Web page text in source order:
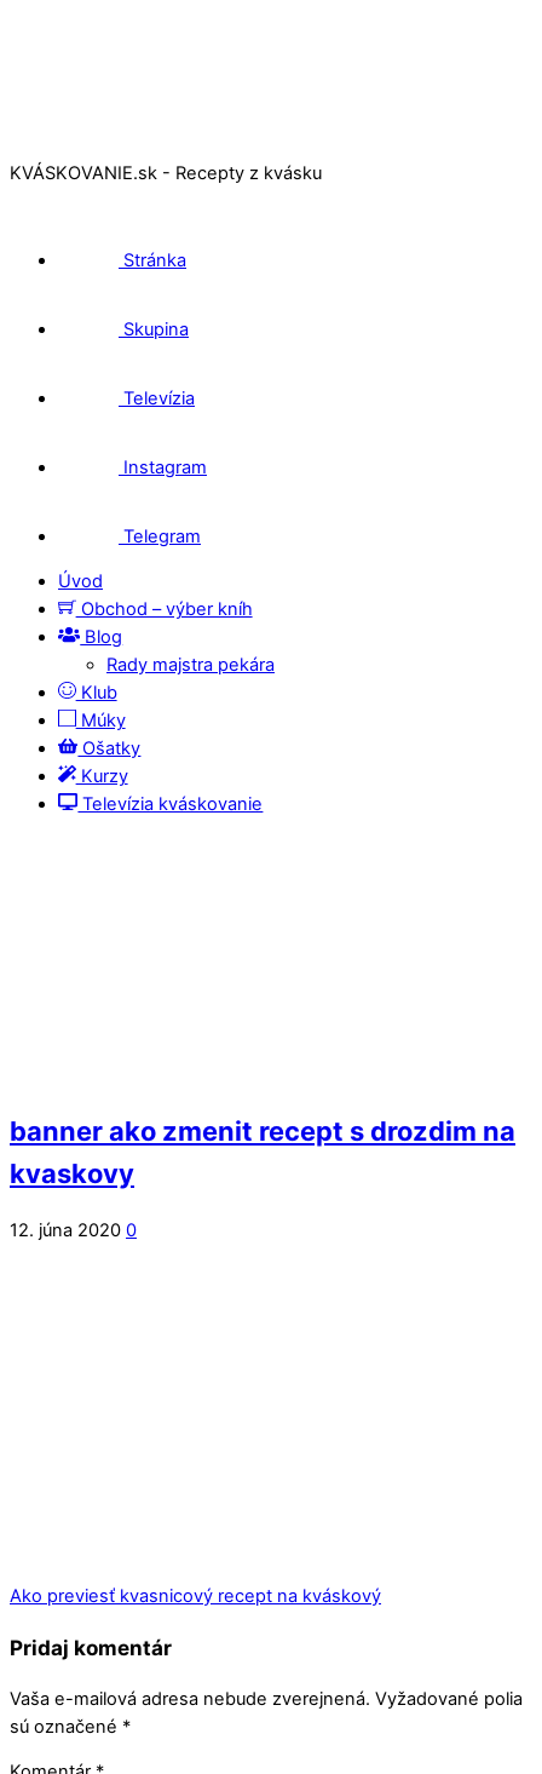
KVÁSKOVANIE.sk - Recepty z kvásku
Stránka
Skupina
Televízia
Instagram
Telegram
Úvod
Obchod – výber kníh
Blog
Rady majstra pekára
Klub
Múky
Ošatky
Kurzy
Televízia kváskovanie
banner ako zmenit recept s drozdim na
kvaskovy
12. júna 2020 0
Ako previesť kvasnicový recept na kváskový
Pridaj komentár
Vaša e-mailová adresa nebude zverejnená. Vyžadované polia
sú označené *